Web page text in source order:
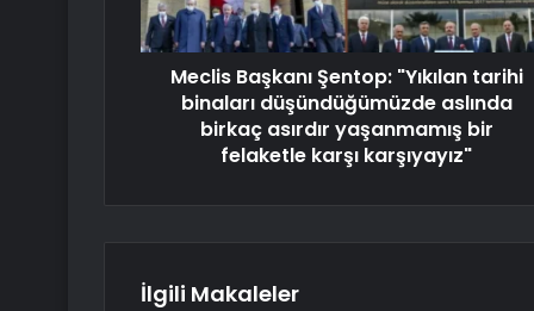
Meclis Başkanı Şentop: "Yıkılan tarihi
binaları düşündüğümüzde aslında
birkaç asırdır yaşanmamış bir
felaketle karşı karşıyayız"
İlgili Makaleler